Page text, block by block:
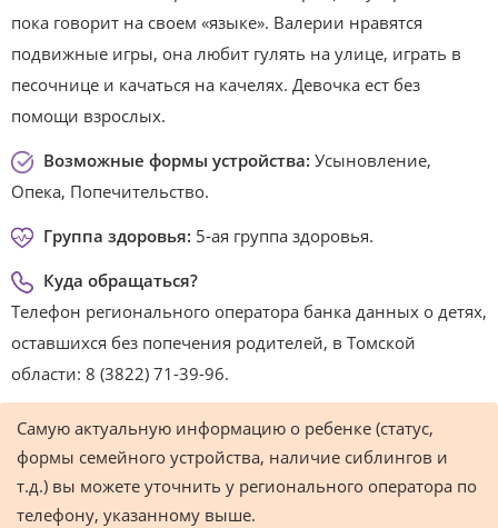
пока говорит на своем «языке». Валерии нравятся
подвижные игры, она любит гулять на улице, играть в
песочнице и качаться на качелях. Девочка ест без
помощи взрослых.
Возможные формы устройства: Усыновление,
Опека, Попечительство.
Группа здоровья: 5-ая группа здоровья.
Куда обращаться?
Телефон регионального оператора банка данных о детях,
оставшихся без попечения родителей, в Томской
области: 8 (3822) 71-39-96.
Самую актуальную информацию о ребенке (статус,
формы семейного устройства, наличие сиблингов и
т.д.) вы можете уточнить у регионального оператора по
телефону, указанному выше.